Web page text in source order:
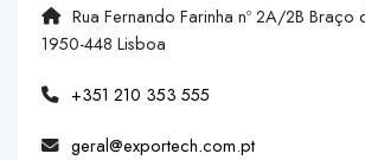
Rua Fernando Farinha nº 2A/2B Braço
1950-448 Lisboa
+351 210 353 555
geral@exportech.com.pt